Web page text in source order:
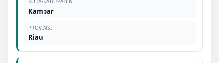
Kampar
PROVINSI
Riau